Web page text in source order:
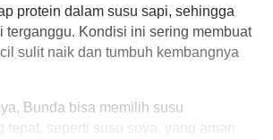
protein dalam susu sapi, sehingga
terganggu. Kondisi ini sering membuat
sulit naik dan tumbuh kembangnya
Bunda bisa memilih susu
tepat, seperti susu soya, yang aman